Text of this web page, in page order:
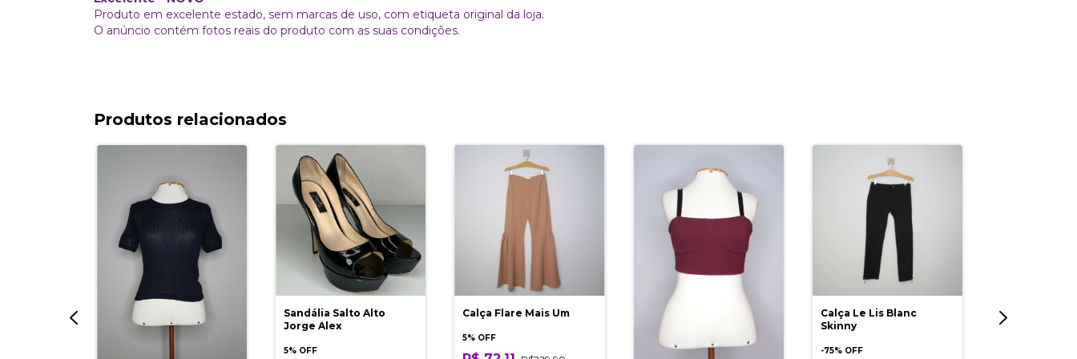
Produto em excelente estado, sem marcas de uso, com etiqueta original da loja.
O anúncio contém fotos reais do produto com as suas condições.
Produtos relacionados
Sandália Salto Alto
Jorge Alex
5% OFF
Calça Flare Mais Um
5% OFF
Calça Le Lis Blanc
Skinny
-75% OFF
Blusa A.Brand